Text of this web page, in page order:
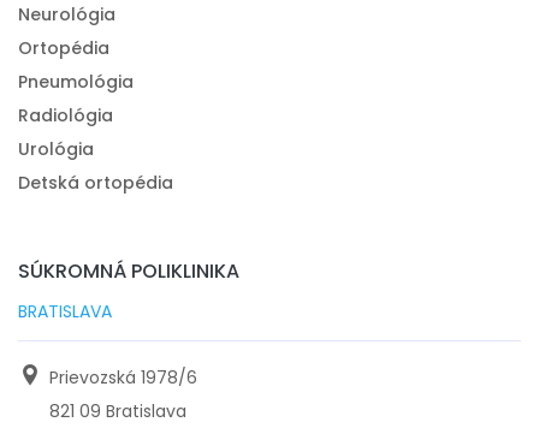
Neurológia
Ortopédia
Pneumológia
Radiológia
Urológia
Detská ortopédia
SÚKROMNÁ POLIKLINIKA
BRATISLAVA
Prievozská 1978/6
821 09 Bratislava